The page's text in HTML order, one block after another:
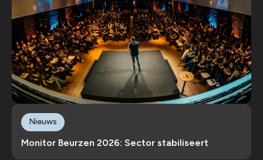
Monitor Beurzen 2026: Sector stabiliseert
Nieuws